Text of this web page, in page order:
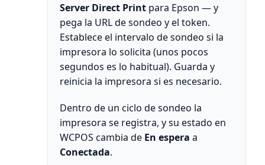
Server Direct Print para Epson — y
pega la URL de sondeo y el token.
Establece el intervalo de sondeo si la
impresora lo solicita (unos pocos
segundos es lo habitual). Guarda y
reinicia la impresora si es necesario.
Dentro de un ciclo de sondeo la
impresora se registra, y su estado en
WCPOS cambia de En espera a
Conectada.